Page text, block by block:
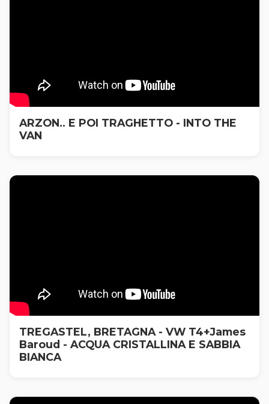
ARZON.. E POI TRAGHETTO - INTO THE
VAN
TREGASTEL, BRETAGNA - VW T4+James
Baroud - ACQUA CRISTALLINA E SABBIA
BIANCA